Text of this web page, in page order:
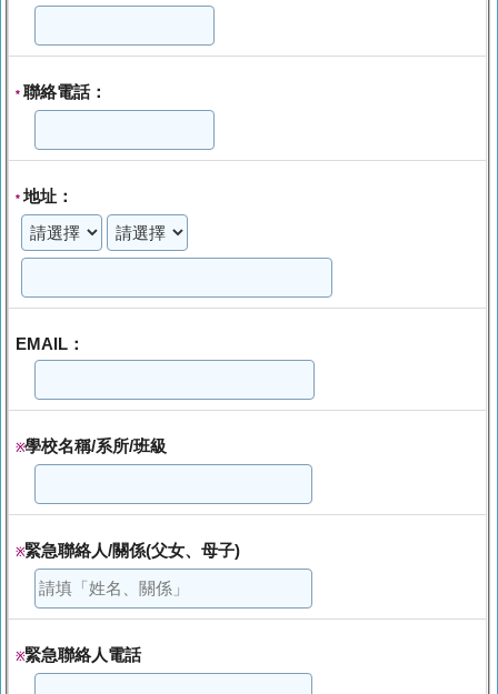
* 聯絡電話：
*地址：
EMAIL：
※學校名稱/系所/班級
※緊急聯絡人/關係(父女、母子)
※緊急聯絡人電話